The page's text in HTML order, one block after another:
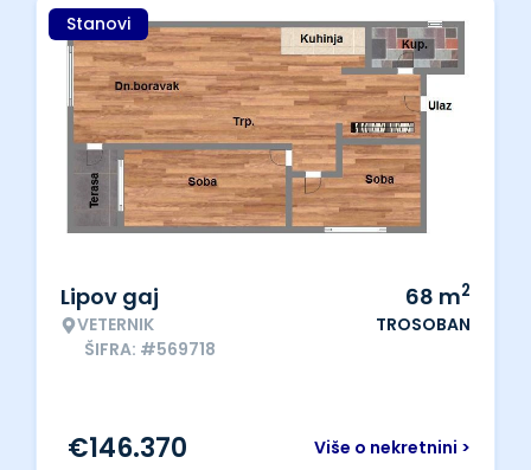
Stanovi
Lipov gaj
VETERNIK
ŠIFRA: #569718
68 m2
TROSOBAN
Više o nekretnini >
€146.370